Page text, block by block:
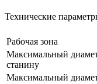
Технические
Рабочая зона
Максимальный
станину
Максимальный